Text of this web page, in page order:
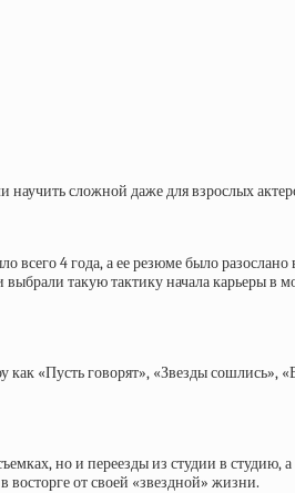
сложной даже для взрослых
4 года, а ее резюме было
такую тактику начала карьеры
«Пусть говорят», «Звезды сошлись»,
но и переезды из студии в студию,
восторге от своей «звездной» жизни.